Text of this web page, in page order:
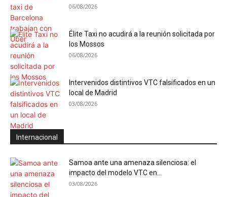
06/08/2026
Élite Taxi no acudirá a la reunión solicitada por
los Mossos
06/08/2026
Intervenidos distintivos VTC falsificados en un
local de Madrid
03/08/2026
Internacional
Samoa ante una amenaza silenciosa: el
impacto del modelo VTC en...
03/08/2026